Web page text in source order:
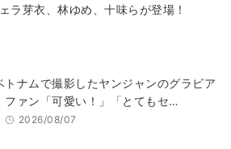
ラ芽衣、林ゆめ、十味らが登場！
トナムで撮影したヤンジャンのグラビア
ファン「可愛い！」「とてもセ…
2026/08/07